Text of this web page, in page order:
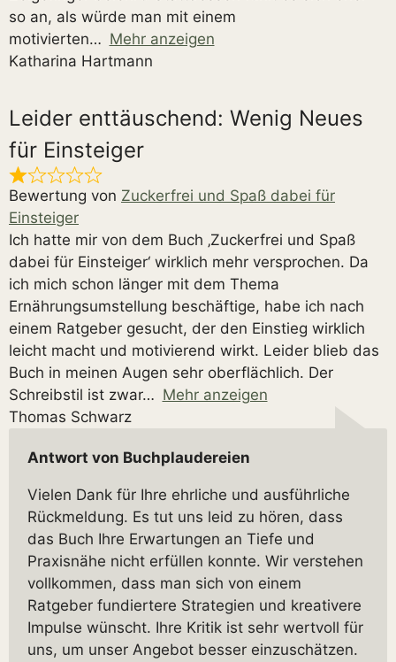
so an, als würde man mit einem
motivierten
Mehr anzeigen
Katharina Hartmann
Leider enttäuschend: Wenig Neues
für Einsteiger
Bewertung von Zuckerfrei und Spaß dabei für
Einsteiger
Ich hatte mir von dem Buch ‚Zuckerfrei und Spaß
dabei für Einsteiger‘ wirklich mehr versprochen. Da
ich mich schon länger mit dem Thema
Ernährungsumstellung beschäftige, habe ich nach
einem Ratgeber gesucht, der den Einstieg wirklich
leicht macht und motivierend wirkt. Leider blieb das
Buch in meinen Augen sehr oberflächlich. Der
Schreibstil ist zwar
Mehr anzeigen
Thomas Schwarz
Antwort von Buchplaudereien
Vielen Dank für Ihre ehrliche und ausführliche
Rückmeldung. Es tut uns leid zu hören, dass
das Buch Ihre Erwartungen an Tiefe und
Praxisnähe nicht erfüllen konnte. Wir verstehen
vollkommen, dass man sich von einem
Ratgeber fundiertere Strategien und kreativere
Impulse wünscht. Ihre Kritik ist sehr wertvoll für
uns, um unser Angebot besser einzuschätzen.